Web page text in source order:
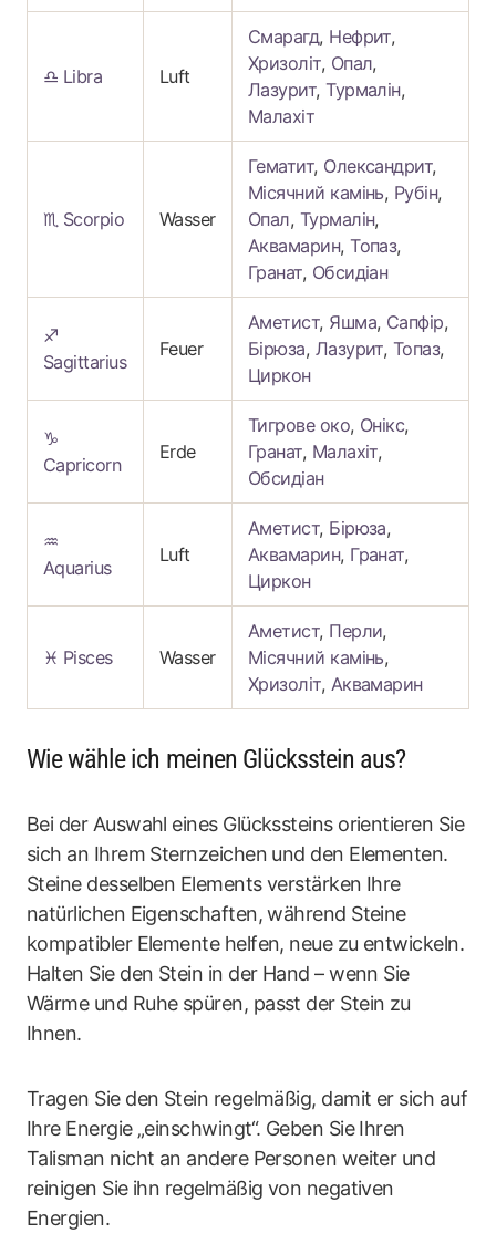
♎ Libra Luft
Смарагд, Нефрит,
Хризоліт, Опал,
Лазурит,Турмалін,
Малахіт
♏ Scorpio Wasser
Гематит, Олександрит,
Місячний камінь, Рубін,
Опал, Турмалін,
Аквамарин,Топаз,
Гранат, Обсидіан
♐
Sagittarius
Feuer
Аметист, Яшма, Сапфір,
Бірюза, Лазурит, Топаз,
Циркон
♑
Capricorn
Erde
Тигрове око, Онікс,
Гранат, Малахіт,
Обсидіан
♒
Aquarius
Luft
Аметист, Бірюза,
Аквамарин, Гранат,
Циркон
♓ Pisces Wasser
Аметист, Перли,
Місячний камінь,
Хризоліт, Аквамарин
Wie wähle ich meinen Glücksstein aus?
Bei der Auswahl eines Glückssteins orientieren Sie
sich an Ihrem Sternzeichen und den Elementen.
Steine desselben Elements verstärken Ihre
natürlichen Eigenschaften, während Steine
kompatibler Elemente helfen, neue zu entwickeln.
Halten Sie den Stein in der Hand – wenn Sie
Wärme und Ruhe spüren, passt der Stein zu
Ihnen.
Tragen Sie den Stein regelmäßig, damit er sich auf
Ihre Energie „einschwingt“. Geben Sie Ihren
Talisman nicht an andere Personen weiter und
reinigen Sie ihn regelmäßig von negativen
Energien.